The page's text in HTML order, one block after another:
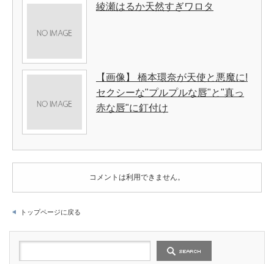
綾瀬はるか天然すぎワロタ
【画像】 橋本環奈が天使と悪魔に!
セクシーな"プルプルな唇"と"真っ
赤な唇"に釘付け
コメントは利用できません。
トップページに戻る